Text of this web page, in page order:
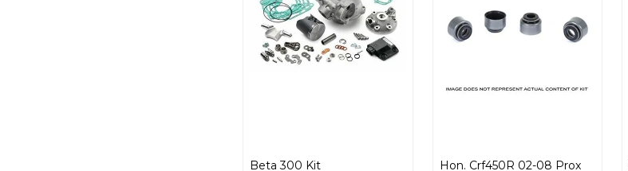
Beta 300 Kit
Hon. Crf450R 02-08 Prox